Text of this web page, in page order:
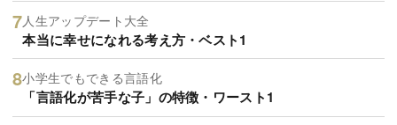
人生アップデート大全
本当に幸せになれる考え方・ベスト1
小学生でもできる言語化
「言語化が苦手な子」の特徴・ワースト1